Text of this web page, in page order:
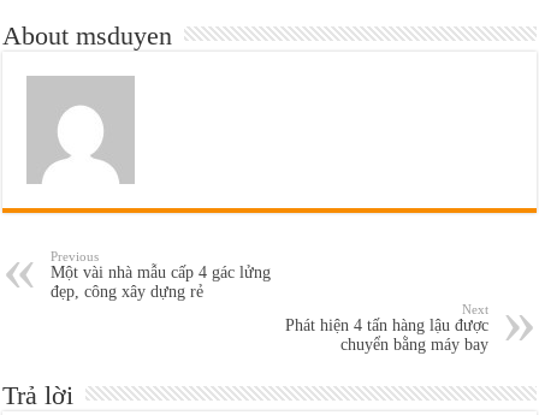
About msduyen
Previous
Một vài nhà mẫu cấp 4 gác lửng
đẹp, công xây dựng rẻ
Next
Phát hiện 4 tấn hàng lậu được
chuyển bằng máy bay
Trả lời